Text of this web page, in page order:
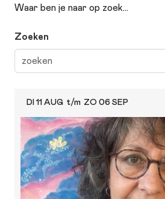
Waar ben je naar op zoek...
Zoeken
DI 11 AUG t/m ZO 06 SEP